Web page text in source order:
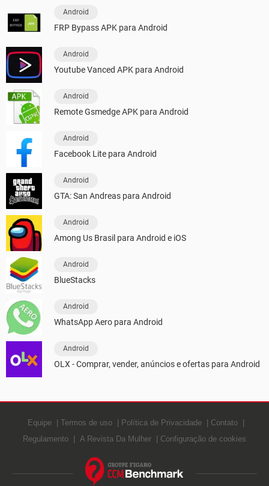
Android
FRP Bypass APK para Android
Android
Youtube Vanced APK para Android
Android
Remote Gsmedge APK para Android
Android
Facebook Lite para Android
Android
GTA: San Andreas para Android
Android
Among Us Brasil para Android e iOS
Android
BlueStacks
Android
WhatsApp Aero para Android
Android
OLX - Comprar, vender, anúncios e ofertas para Android
Equipe Termos de uso Política de Privacidade
Contato
Regulamento
A Revista Da Mulher Configuração de cookies